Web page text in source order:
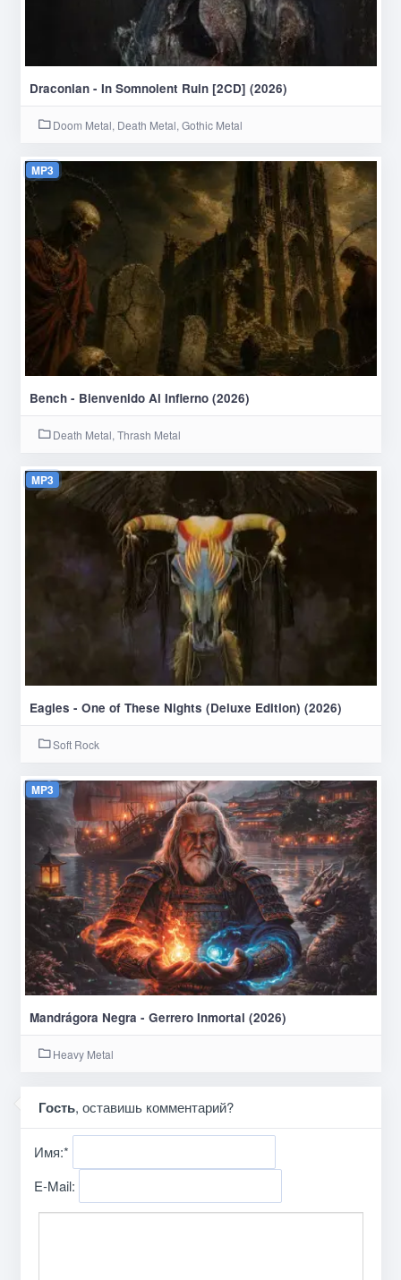
Draconian - In Somnolent Ruin [2CD] (2026)
Doom Metal, Death Metal, Gothic Metal
MP3
Bench - Bienvenido Al Infierno (2026)
Death Metal, Thrash Metal
MP3
Eagles - One of These Nights (Deluxe Edition) (2026)
Soft Rock
MP3
Mandrágora Negra - Gerrero Inmortal (2026)
Heavy Metal
Гость, оставишь комментарий?
Имя:*
E-Mail: